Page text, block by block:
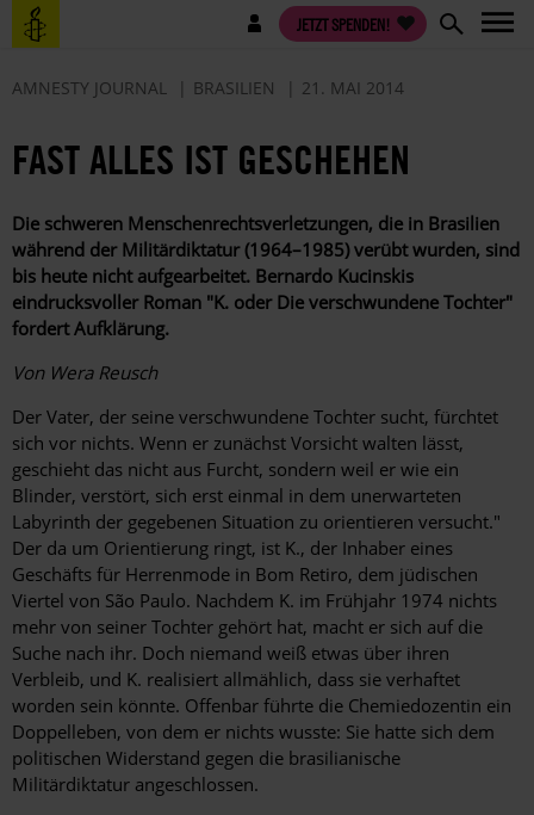
Direkt
zum
Benutzermenü JETZT SPENDEN!
AMNESTY JOURNAL BRASILIEN 21. MAI 2014
FAST ALLES IST GESCHEHEN
Die schweren Menschenrechtsverletzungen, die in Brasilien
während der Militärdiktatur (1964–1985) verübt wurden, sind
bis heute nicht aufgearbeitet. Bernardo Kucinskis
eindrucksvoller Roman "K. oder Die verschwundene Tochter"
fordert Aufklärung.
Von Wera Reusch
Der Vater, der seine verschwundene Tochter sucht, fürchtet
sich vor nichts. Wenn er zunächst Vorsicht walten lässt,
geschieht das nicht aus Furcht, sondern weil er wie ein
Blinder, verstört, sich erst einmal in dem unerwarteten
Labyrinth der gegebenen Situation zu orientieren versucht."
Der da um Orientierung ringt, ist K., der Inhaber eines
Geschäfts für Herrenmode in Bom Retiro, dem jüdischen
Viertel von São Paulo. Nachdem K. im Frühjahr 1974 nichts
mehr von seiner Tochter gehört hat, macht er sich auf die
Suche nach ihr. Doch niemand weiß etwas über ihren
Verbleib, und K. realisiert allmählich, dass sie verhaftet
worden sein könnte. Offenbar führte die Chemiedozentin ein
Doppelleben, von dem er nichts wusste: Sie hatte sich dem
politischen Widerstand gegen die brasilianische
Militärdiktatur angeschlossen.